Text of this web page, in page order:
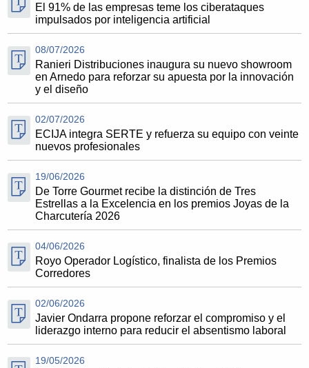
El 91% de las empresas teme los ciberataques
impulsados por inteligencia artificial
08/07/2026
Ranieri Distribuciones inaugura su nuevo showroom
en Arnedo para reforzar su apuesta por la innovación
y el diseño
02/07/2026
ECIJA integra SERTE y refuerza su equipo con veinte
nuevos profesionales
19/06/2026
De Torre Gourmet recibe la distinción de Tres
Estrellas a la Excelencia en los premios Joyas de la
Charcutería 2026
04/06/2026
Royo Operador Logístico, finalista de los Premios
Corredores
02/06/2026
Javier Ondarra propone reforzar el compromiso y el
liderazgo interno para reducir el absentismo laboral
19/05/2026